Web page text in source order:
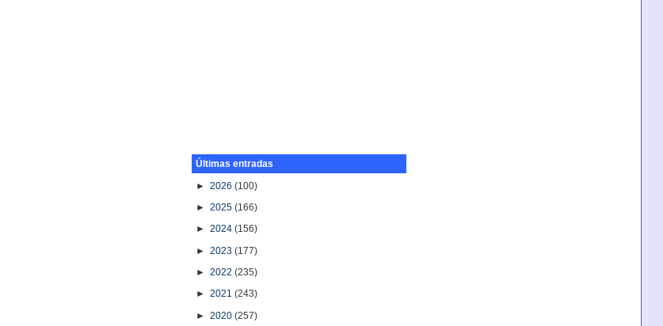
Últimas entradas
►2026(100)
►2025(166)
►2024(156)
►2023(177)
►2022(235)
►2021(243)
►2020(257)